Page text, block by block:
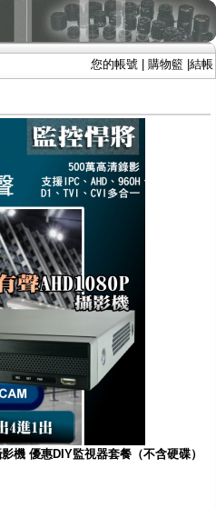
您的帳號 購物籃 結帳
樓、室內外)
紅外線照射
機 優惠DIY監視器套餐（不含硬碟）